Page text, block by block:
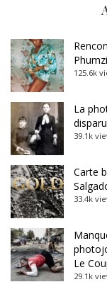
125.6k
La
39.1k
Carte
33.4k
Le
29.1k